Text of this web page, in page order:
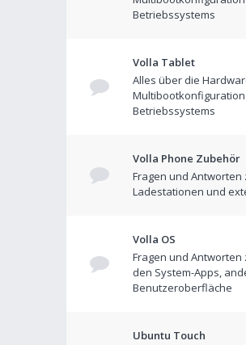
Betriebssystems
Volla Tablet
Alles über die
Betriebssystems
Volla Phone Zubehör
Fragen und
Ladestationen und
Volla OS
Fragen und
den System-Apps,
Benutzeroberfläche
Ubuntu Touch